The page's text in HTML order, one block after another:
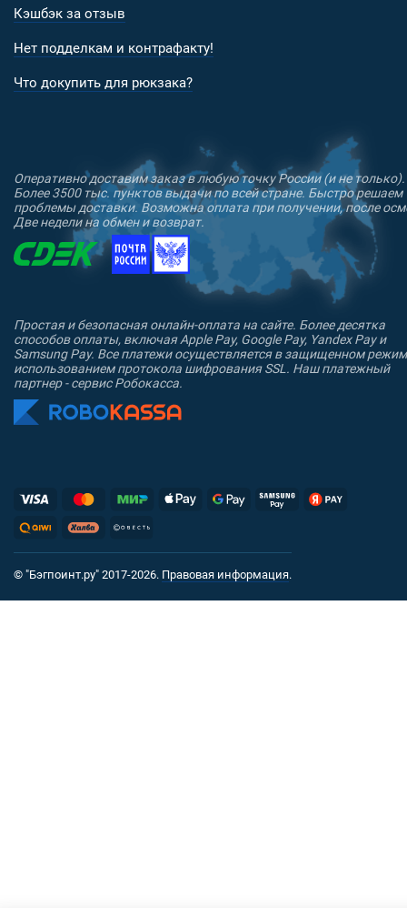
Кэшбэк за отзыв
Нет подделкам и контрафакту!
Что докупить для рюкзака?
Оперативно доставим заказ в любую точку России (и не только).
Более 3500 тыс. пунктов выдачи по всей стране. Быстро решаем
проблемы доставки. Возможна оплата при получении, после
Две недели на обмен и возврат.
Простая и безопасная онлайн-оплата на сайте. Более десятка
способов оплаты, включая Apple Pay, Google Pay, Yandex Pay и
Samsung Pay. Все платежи осуществляется в защищенном
использованием протокола шифрования SSL. Наш платежный
партнер - сервис Робокасса.
© "Бэгпоинт.ру" 2017-2026. Правовая информация.